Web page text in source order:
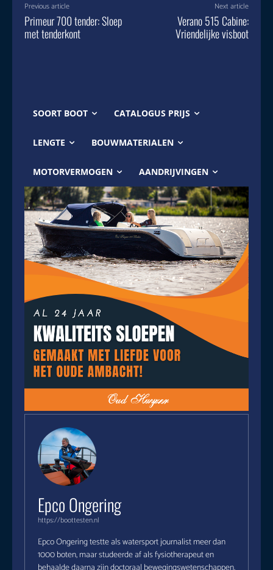
Previous article
Primeur 700 tender: Sloep
met tenderkont
Next article
Verano 515 Cabine:
Vriendelijke visboot
SOORT BOOT CATALOGUS PRIJS
LENGTE BOUWMATERIALEN
MOTORVERMOGEN AANDRIJVINGEN
Epco Ongering
https://boottesten.nl
Epco Ongering testte als watersport journalist meer dan
1000 boten, maar studeerde af als fysiotherapeut en